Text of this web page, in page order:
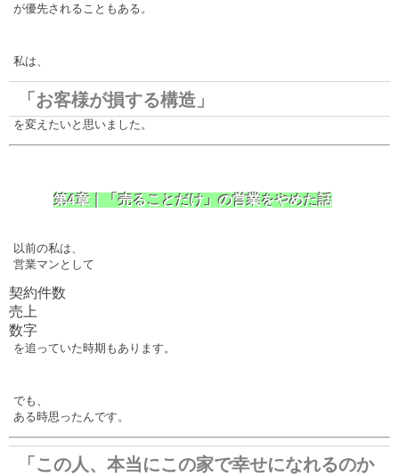
が優先されることもある。
私は、
「お客様が損する構造」
を変えたいと思いました。
第4章｜「売ることだけ」の営業をやめた話
以前の私は、
営業マンとして
契約件数
売上
数字
を追っていた時期もあります。
でも、
ある時思ったんです。
「この人、本当にこの家で幸せになれるのか